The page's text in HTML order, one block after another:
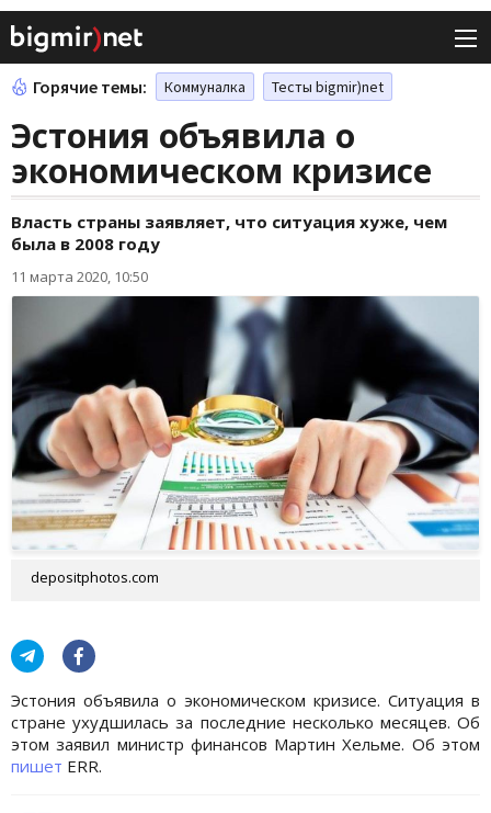
Горячие темы: Коммуналка Тесты bigmir)net
Эстония объявила о
экономическом кризисе
Власть страны заявляет, что ситуация хуже, чем
была в 2008 году
11 марта 2020, 10:50
depositphotos.com
Эстония объявила о экономическом кризисе. Ситуация в
стране ухудшилась за последние несколько месяцев. Об
этом заявил министр финансов Мартин Хельме. Об этом
пишет ERR.